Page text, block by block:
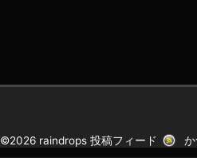
©2026 raindrops投稿フィード